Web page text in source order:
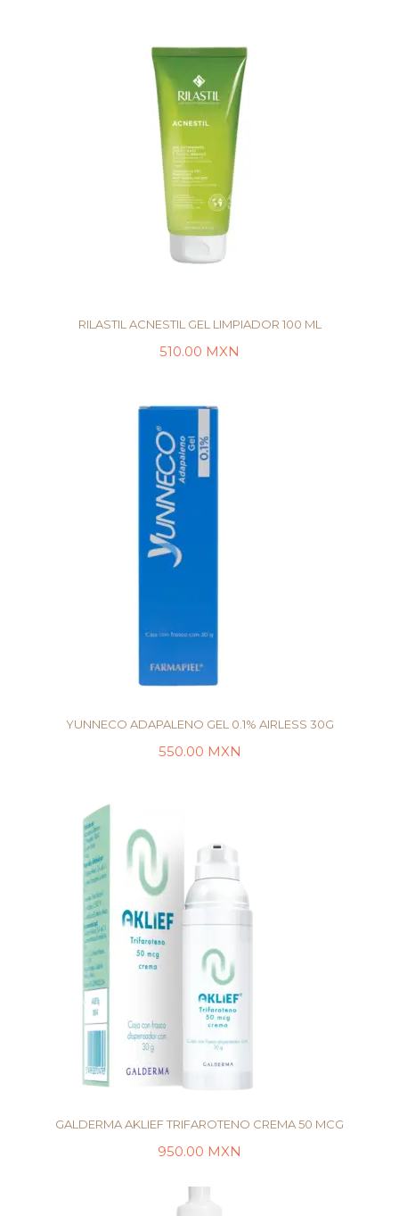
RILASTIL ACNESTIL GEL LIMPIADOR 100 ML
510.00 MXN
YUNNECO ADAPALENO GEL 0.1% AIRLESS 30G
550.00 MXN
AÑADIR AL CARRITO
GALDERMA AKLIEF TRIFAROTENO CREMA 50 MCG
950.00 MXN